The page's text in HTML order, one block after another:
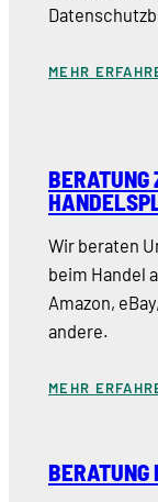
MEHR
BERATUNG
Wir beraten
beim Handel
Amazon,
andere.
MEHR
BERATUNG